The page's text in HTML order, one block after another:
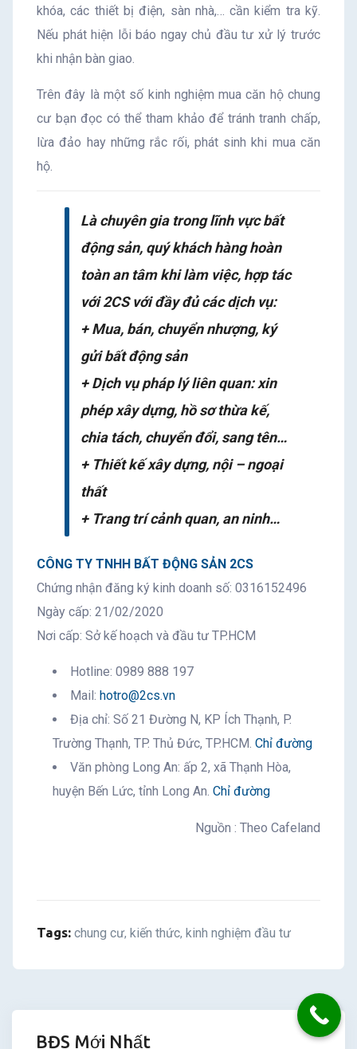
khóa, các thiết bị điện, sàn nhà,… cần kiểm tra kỹ.
Nếu phát hiện lỗi báo ngay chủ đầu tư xử lý trước
khi nhận bàn giao.
Trên đây là một số kinh nghiệm mua căn hộ chung
cư bạn đọc có thể tham khảo để tránh tranh chấp,
lừa đảo hay những rắc rối, phát sinh khi mua căn
hộ.
Là chuyên gia trong lĩnh vực bất
động sản, quý khách hàng hoàn
toàn an tâm khi làm việc, hợp tác
với 2CS với đầy đủ các dịch vụ:
+ Mua, bán, chuyển nhượng, ký
gửi bất động sản
+ Dịch vụ pháp lý liên quan: xin
phép xây dựng, hồ sơ thừa kế,
chia tách, chuyển đổi, sang tên…
+ Thiết kế xây dựng, nội – ngoại
thất
+ Trang trí cảnh quan, an ninh…
CÔNG TY TNHH BẤT ĐỘNG SẢN 2CS
Chứng nhận đăng ký kinh doanh số: 0316152496
Ngày cấp: 21/02/2020
Nơi cấp: Sở kế hoạch và đầu tư TP.HCM
Hotline: 0989 888 197
Mail: hotro@2cs.vn
Địa chỉ: Số 21 Đường N, KP Ích Thạnh, P.
Trường Thạnh, TP. Thủ Đức, TP.HCM. Chỉ đường
Văn phòng Long An: ấp 2, xã Thạnh Hòa,
huyện Bến Lức, tỉnh Long An. Chỉ đường
Nguồn : Theo Cafeland
Tags: chung cư, kiến thức, kinh nghiệm đầu tư
BĐS Mới Nhất